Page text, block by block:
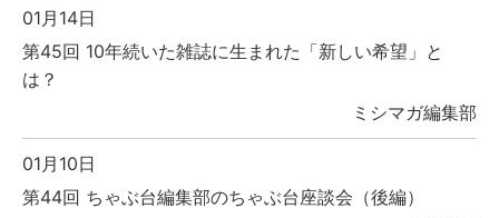
01月14日
第45回 10年続いた雑誌に生まれた「新しい希望」と
は？
ミシマガ編集部
01月10日
第44回 ちゃぶ台編集部のちゃぶ台座談会（後編）